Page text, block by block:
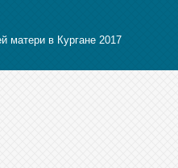
матери в Кургане 2017